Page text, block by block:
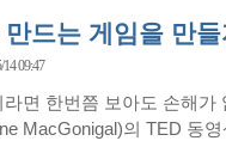
드는 게임을 만
14 09:47
면 한번쯤 보아도 손해가
MacGonigal)의 TED 동